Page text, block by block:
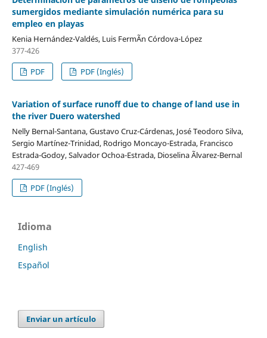
sumergidos mediante simulación numérica para su
empleo en playas
Kenia Hernández-Valdés, Luis FermÃ­n Córdova-López
377-426
PDF
PDF (Inglés)
Variation of surface runoff due to change of land use in
the river Duero watershed
Nelly Bernal-Santana, Gustavo Cruz-Cárdenas, José Teodoro Silva,
Sergio Martínez-Trinidad, Rodrigo Moncayo-Estrada, Francisco
Estrada-Godoy, Salvador Ochoa-Estrada, Dioselina Ãlvarez-Bernal
427-469
PDF (Inglés)
Idioma
English
Español
Enviar un artículo